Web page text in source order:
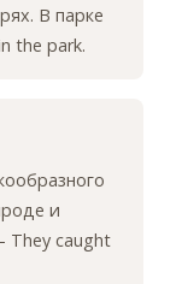
В парке
the park.
и
They caught